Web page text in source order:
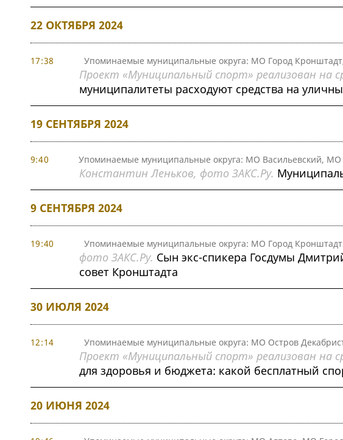
22 ОКТЯБРЯ 2024
17:38 Упоминаемые муниципальные округа: МО Город
Проект «Муниципальный спорт» реализован на
муниципалитеты расходуют средства на
19 СЕНТЯБРЯ 2024
9:40 Упоминаемые муниципальные округа: МО Васильевский,
Константин Леньков, фото ЗАКС.Ру.
9 СЕНТЯБРЯ 2024
19:40 Упоминаемые муниципальные округа: МО Город Кронштадт
фото ЗАКС.Ру. Сын экс-спикера Госдумы
совет Кронштадта
30 ИЮЛЯ 2024
12:14 Упоминаемые муниципальные округа: МО Остров
Проект «Муниципальный спорт» реализован на
для здоровья и бюджета: какой бесплатный
20 ИЮНЯ 2024